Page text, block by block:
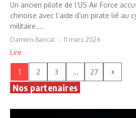
Un ancien pilote de l’US Air Force
chinoise avec l’aide d’un pirate lié au
militaire....
Damien Bancal 11 mars 2026
Lire
1 2 3 ... 27
Nos partenaires